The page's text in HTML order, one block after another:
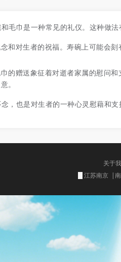
毛巾是一种常见的礼仪。这种做法
和对生者的祝福。寿碗上可能会
的赠送象征着对逝者家属的慰问
。
，也是对生者的一种心灵慰藉和
关于
江苏南京 |